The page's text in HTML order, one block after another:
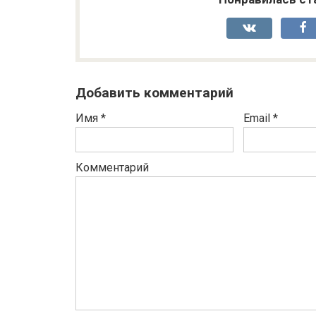
Добавить комментарий
Имя * Email *
Комментарий